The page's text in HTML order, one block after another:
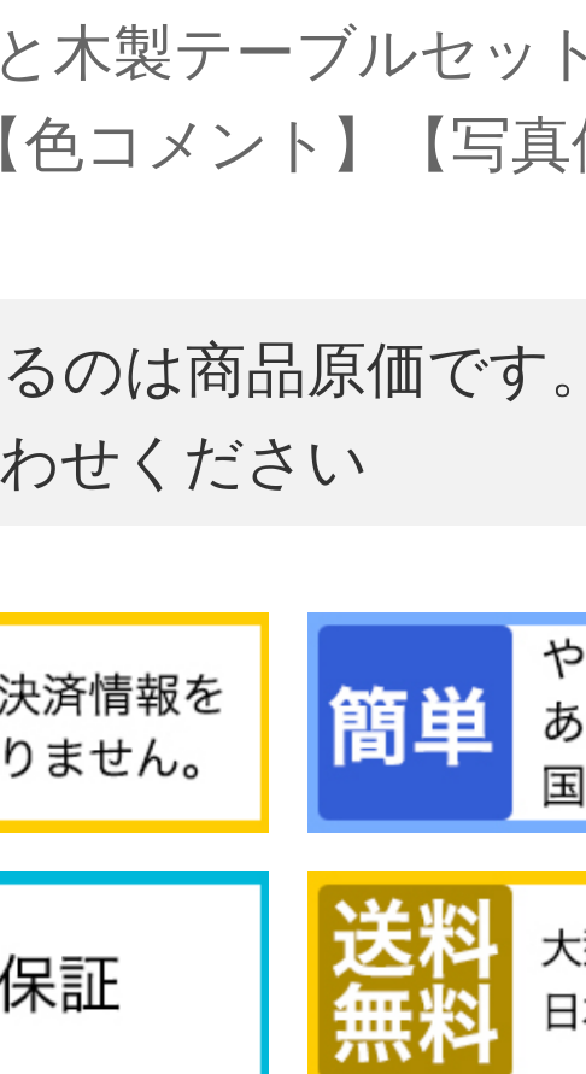
木製テーブルセッ
コメント】【写
のは商品原価です
せください